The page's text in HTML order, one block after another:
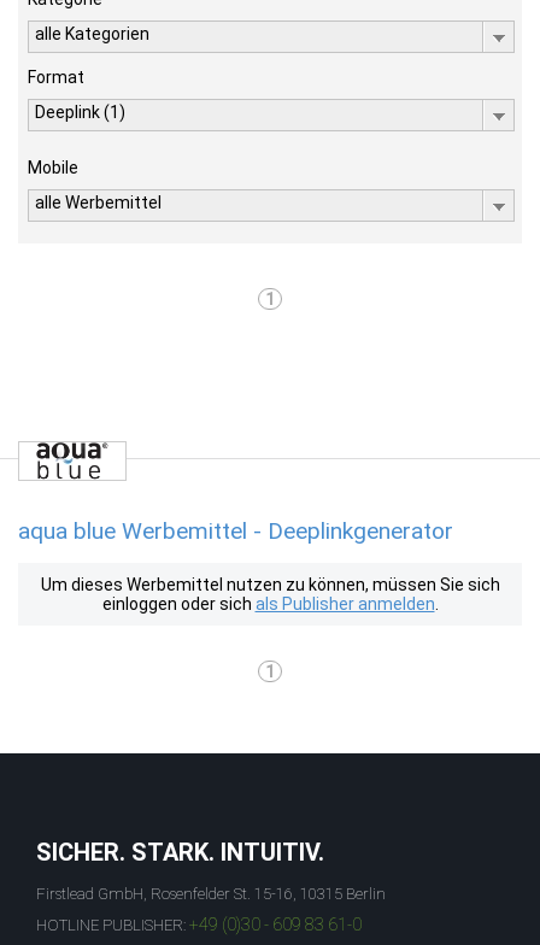
alle Kategorien
Format
Deeplink (1)
Mobile
alle Werbemittel
1
aqua blue Werbemittel - Deeplinkgenerator
Um dieses Werbemittel nutzen zu können, müssen Sie sich
einloggen oder sich als Publisher anmelden
1
SICHER. STARK. INTUITIV.
Firstlead GmbH, Rosenfelder St. 15-16, 10315 Berlin
HOTLINE PUBLISHER: +49 (0)30 - 609 83 61-0